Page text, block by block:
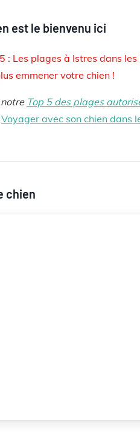
est le bienvenu ici
: Les plages à Istres dans
emmener votre chien !
notre Top 5 des plages
Voyager avec son chien dans
chien